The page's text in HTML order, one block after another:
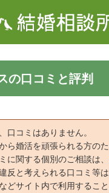
の口コミと評判
口コミはありません。
ら婚活を頑張られる方の
に関する個別のご相談は、
反と考えられる口コミ等
どサイト内で利用すること